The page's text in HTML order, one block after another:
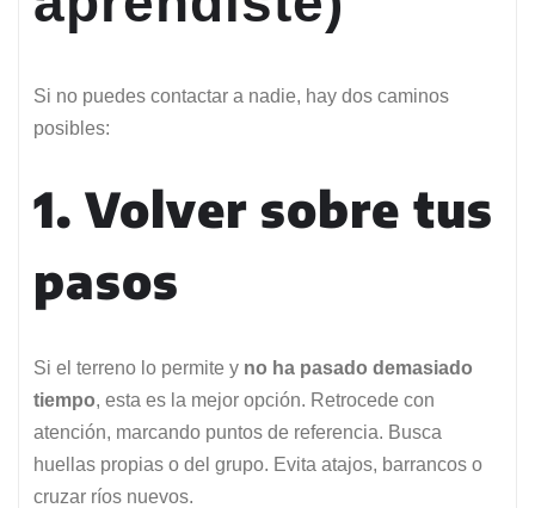
Si no puedes contactar a nadie, hay dos caminos
posibles:
1. Volver sobre tus
pasos
Si el terreno lo permite y no ha pasado demasiado
tiempo, esta es la mejor opción. Retrocede con
atención, marcando puntos de referencia. Busca
huellas propias o del grupo. Evita atajos, barrancos o
cruzar ríos nuevos.